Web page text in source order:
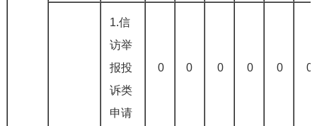
1.信
访举
报投
诉类
申请
0 0 0 0 0 0